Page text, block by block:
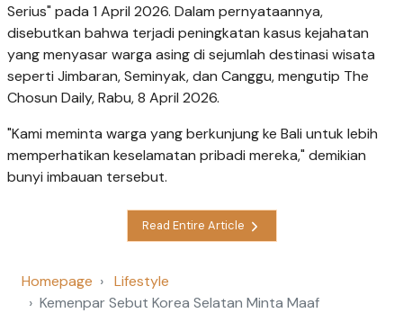
Serius" pada 1 April 2026. Dalam pernyataannya,
disebutkan bahwa terjadi peningkatan kasus kejahatan
yang menyasar warga asing di sejumlah destinasi wisata
seperti Jimbaran, Seminyak, dan Canggu, mengutip The
Chosun Daily, Rabu, 8 April 2026.
"Kami meminta warga yang berkunjung ke Bali untuk lebih
memperhatikan keselamatan pribadi mereka," demikian
bunyi imbauan tersebut.
Read Entire Article
Homepage
Lifestyle
Kemenpar Sebut Korea Selatan Minta Maaf